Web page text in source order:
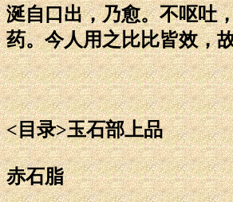
涎自口出，乃愈。不呕吐
药。今人用之比比皆效，
<目录>玉石部上品
赤石脂